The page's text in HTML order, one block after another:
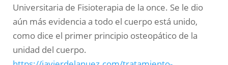
Universitaria de Fisioterapia de la once. Se le dio
aún más evidencia a todo el cuerpo está unido,
como dice el primer principio osteopático de la
unidad del cuerpo.